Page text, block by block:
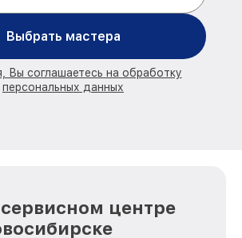
Выбрать мастера
Вы соглашаетесь на обработку
персональных данных
центре